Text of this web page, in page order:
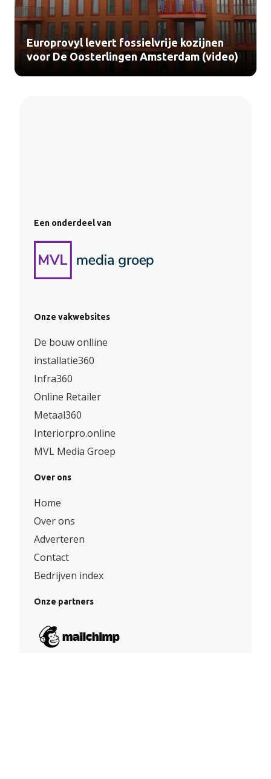
Europrovyl levert fossielvrije kozijnen
voor De Oosterlingen Amsterdam (video)
Een onderdeel van
Onze vakwebsites
De bouw onlline
installatie360
Infra360
Online Retailer
Metaal360
Interiorpro.online
MVL Media Groep
Over ons
Home
Over ons
Adverteren
Contact
Bedrijven index
Onze partners